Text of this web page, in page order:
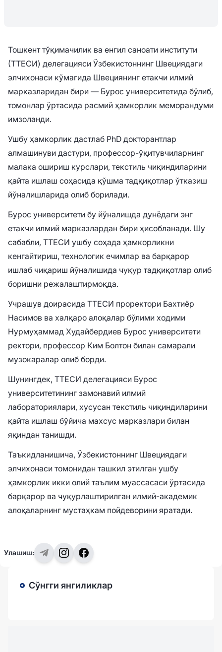
Тошкент тўқимачилик ва енгил саноати институти
(ТТЕСИ) делегацияси Ўзбекистоннинг Швециядаги
элчихонаси кўмагида Швециянинг етакчи илмий
марказларидан бири — Бурос университетида бўлиб,
томонлар ўртасида расмий ҳамкорлик меморандуми
имзоланди.
Ушбу ҳамкорлик дастлаб PhD докторантлар
алмашинуви дастури, профессор-ўқитувчиларнинг
малака ошириш курслари, текстиль чиқиндиларини
қайта ишлаш соҳасида қўшма тадқиқотлар ўтказиш
йўналишларида олиб борилади.
Бурос университети бу йўналишда дунёдаги энг
етакчи илмий марказлардан бири ҳисобланади. Шу
сабабли, ТТЕСИ ушбу соҳада ҳамкорликни
кенгайтириш, технологик ечимлар ва барқарор
ишлаб чиқариш йўналишида чуқур тадқиқотлар олиб
боришни режалаштирмоқда.
Учрашув доирасида ТТЕСИ проректори Бахтиёр
Насимов ва халқаро алоқалар бўлими ходими
Нурмуҳаммад Худайбердиев Бурос университети
ректори, профессор Ким Болтон билан самарали
музокаралар олиб борди.
Шунингдек, ТТЕСИ делегацияси Бурос
университетининг замонавий илмий
лабораториялари, хусусан текстиль чиқиндиларини
қайта ишлаш бўйича махсус марказлари билан
яқиндан танишди.
Таъкидланишича, Ўзбекистоннинг Швециядаги
элчихонаси томонидан ташкил этилган ушбу
ҳамкорлик икки олий таълим муассасаси ўртасида
барқарор ва чуқурлаштирилган илмий-академик
алоқаларнинг мустаҳкам пойдеворини яратади.
Улашиш:
Сўнгги янгиликлар